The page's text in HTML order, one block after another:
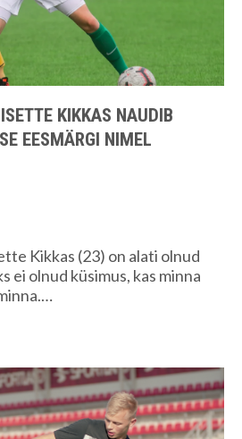
KIKKAS NAUDIB
EESMÄRGI NIMEL
Kikkas (23) on alati olnud
ei olnud küsimus, kas minna